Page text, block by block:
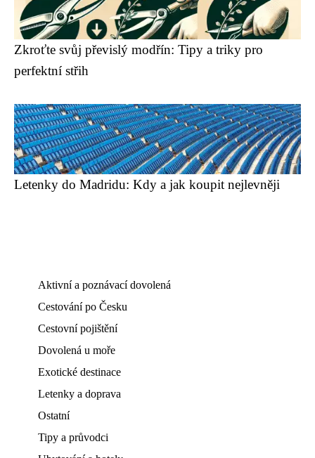
Zkroťte svůj převislý modřín: Tipy a triky pro
perfektní střih
Letenky do Madridu: Kdy a jak koupit nejlevněji
Aktivní a poznávací dovolená
Cestování po Česku
Cestovní pojištění
Dovolená u moře
Exotické destinace
Letenky a doprava
Ostatní
Tipy a průvodci